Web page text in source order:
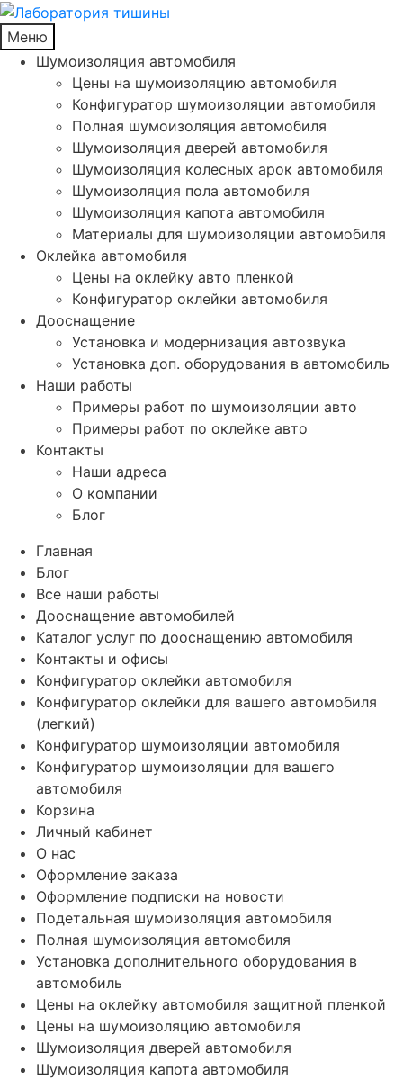
Меню
Шумоизоляция автомобиля
Цены на шумоизоляцию автомобиля
Конфигуратор шумоизоляции автомобиля
Полная шумоизоляция автомобиля
Шумоизоляция дверей автомобиля
Шумоизоляция колесных арок автомобиля
Шумоизоляция пола автомобиля
Шумоизоляция капота автомобиля
Материалы для шумоизоляции автомобиля
Оклейка автомобиля
Цены на оклейку авто пленкой
Конфигуратор оклейки автомобиля
Дооснащение
Установка и модернизация автозвука
Установка доп. оборудования в автомобиль
Наши работы
Примеры работ по шумоизоляции авто
Примеры работ по оклейке авто
Контакты
Наши адреса
О компании
Блог
Главная
Блог
Все наши работы
Дооснащение автомобилей
Каталог услуг по дооснащению автомобиля
Контакты и офисы
Конфигуратор оклейки автомобиля
Конфигуратор оклейки для вашего автомобиля
(легкий)
Конфигуратор шумоизоляции автомобиля
Конфигуратор шумоизоляции для вашего
автомобиля
Корзина
Личный кабинет
О нас
Оформление заказа
Оформление подписки на новости
Подетальная шумоизоляция автомобиля
Полная шумоизоляция автомобиля
Установка дополнительного оборудования в
автомобиль
Цены на оклейку автомобиля защитной пленкой
Цены на шумоизоляцию автомобиля
Шумоизоляция дверей автомобиля
Шумоизоляция капота автомобиля